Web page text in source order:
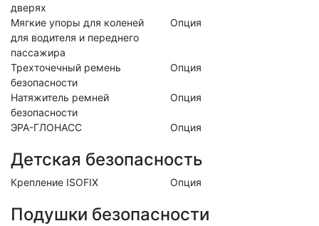
дверях
Мягкие упоры для коленей
для водителя и переднего
пассажира
Опция
Трехточечный ремень
безопасности
Опция
Натяжитель ремней
безопасности
Опция
ЭРА-ГЛОНАСС Опция
Детская безопасность
Крепление ISOFIX Опция
Подушки безопасности